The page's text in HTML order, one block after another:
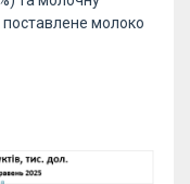
поставлене молоко